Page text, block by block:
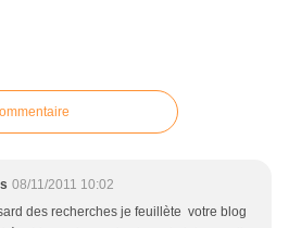
08/11/2011 10:02
des recherches je feuillète votre blog